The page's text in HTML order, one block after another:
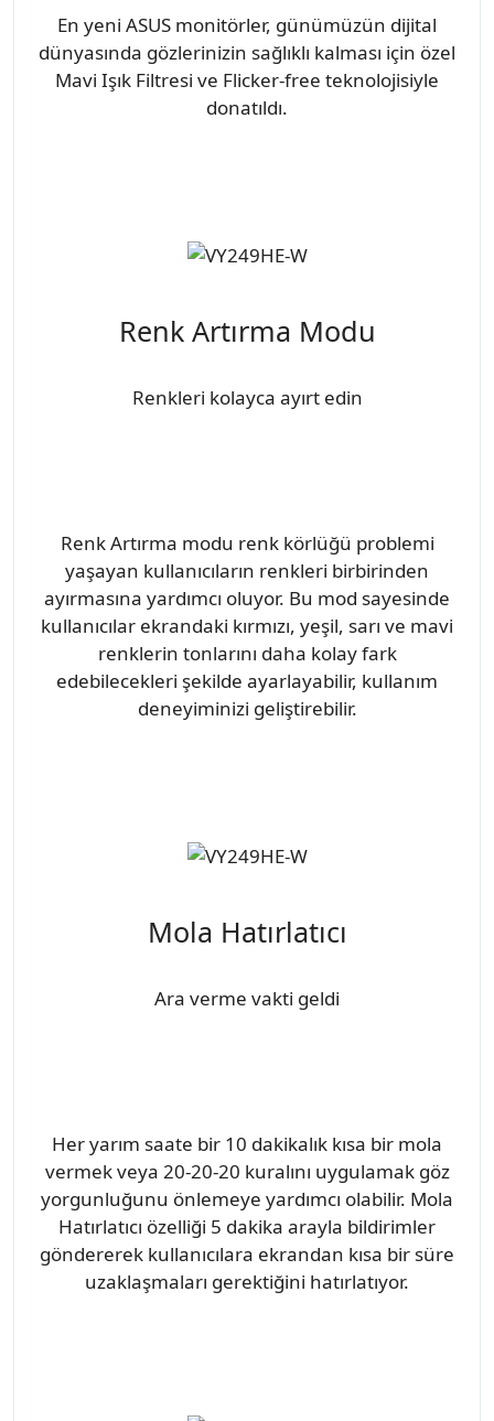
En yeni ASUS monitörler, günümüzün dijital
dünyasında gözlerinizin sağlıklı kalması için özel
Mavi Işık Filtresi ve Flicker-free teknolojisiyle
donatıldı.
Renk Artırma Modu
Renkleri kolayca ayırt edin
Renk Artırma modu renk körlüğü problemi
yaşayan kullanıcıların renkleri birbirinden
ayırmasına yardımcı oluyor. Bu mod sayesinde
kullanıcılar ekrandaki kırmızı, yeşil, sarı ve mavi
renklerin tonlarını daha kolay fark
edebilecekleri şekilde ayarlayabilir, kullanım
deneyiminizi geliştirebilir.
Mola Hatırlatıcı
Ara verme vakti geldi
Her yarım saate bir 10 dakikalık kısa bir mola
vermek veya 20-20-20 kuralını uygulamak göz
yorgunluğunu önlemeye yardımcı olabilir. Mola
Hatırlatıcı özelliği 5 dakika arayla bildirimler
göndererek kullanıcılara ekrandan kısa bir süre
uzaklaşmaları gerektiğini hatırlatıyor.